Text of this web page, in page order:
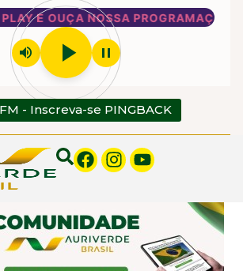
E OUÇA NOSSA PROGRAMAÇÃO
volume_up play_arrow pause
- Inscreva-se PINGBACK